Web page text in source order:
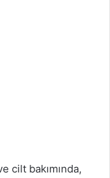
cilt bakımında,